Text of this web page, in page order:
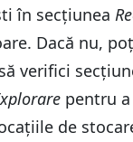
în secțiunea
Dacă nu,
verifici
pentru
de